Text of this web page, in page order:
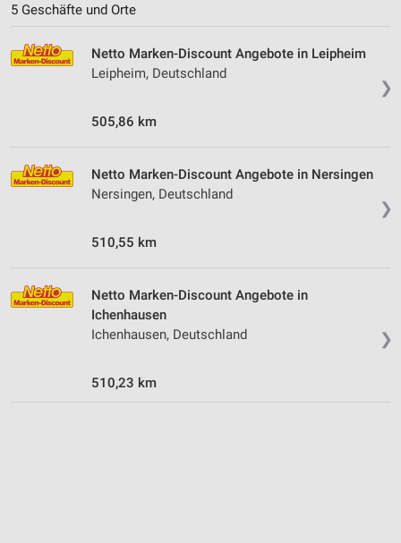
5 Geschäfte und Orte
❯
Netto Marken-Discount Angebote in Leipheim
Leipheim, Deutschland
505,86 km
❯
Netto Marken-Discount Angebote in Nersingen
Nersingen, Deutschland
510,55 km
❯
Netto Marken-Discount Angebote in
Ichenhausen
Ichenhausen, Deutschland
510,23 km
Funktional